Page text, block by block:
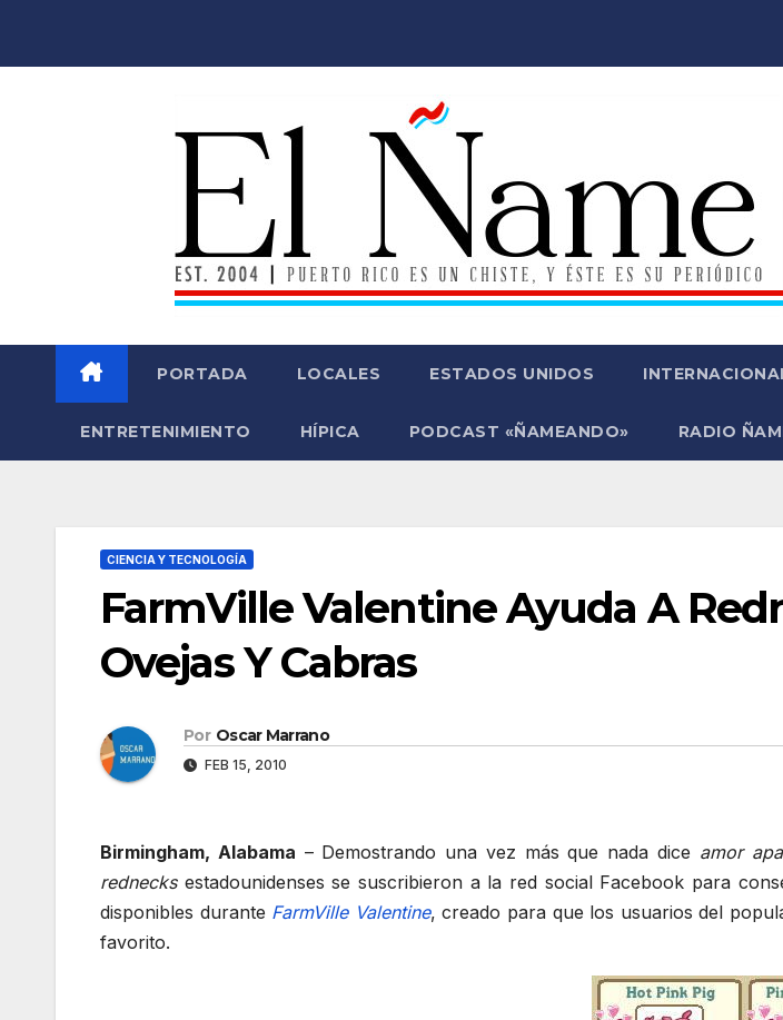
PORTADA LOCALES ESTADOS UNIDOS
ENTRETENIMIENTO HÍPICA PODCAST «ÑAMEANDO» RADIO
CIENCIA Y TECNOLOGÍA
FarmVille Valentine Ayuda A
Ovejas Y Cabras
Por Oscar Marrano
FEB 15, 2010
Birmingham, Alabama – Demostrando una vez más que nada dice amor
rednecksestadounidenses se suscribieron a la red social Facebook para
disponibles durante FarmVille Valentine, creado para que los usuarios del
favorito.